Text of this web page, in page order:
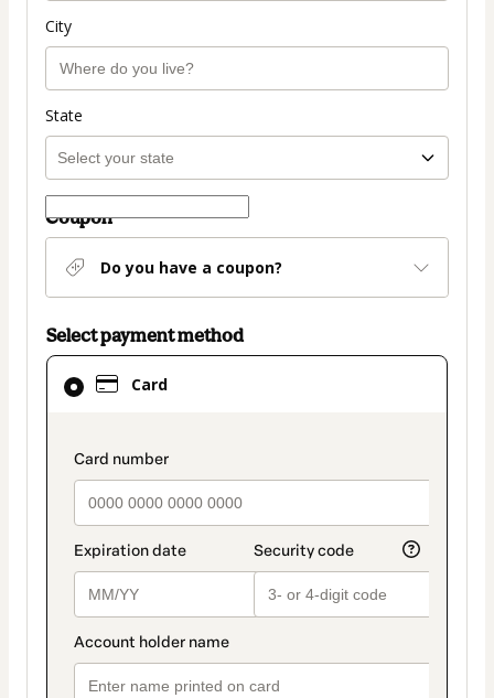
City
State
Coupon
Do you have a coupon?
Select payment method
Card
payment_data.section_title_v2
Card
selected
method